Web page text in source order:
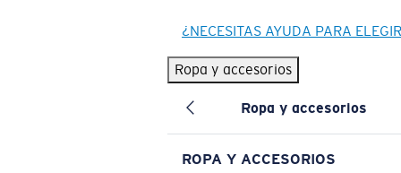
¿NECESITAS AYUDA PARA
Ropa y accesorios
Ropa y accesorios
ROPA Y ACCESORIOS